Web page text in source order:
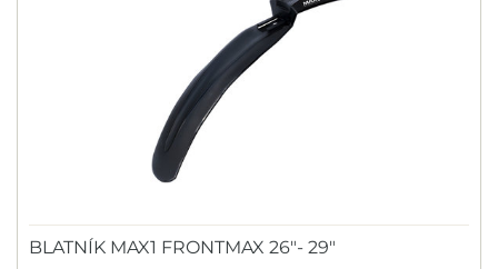
BLATNÍK MAX1 FRONTMAX 26"- 29"